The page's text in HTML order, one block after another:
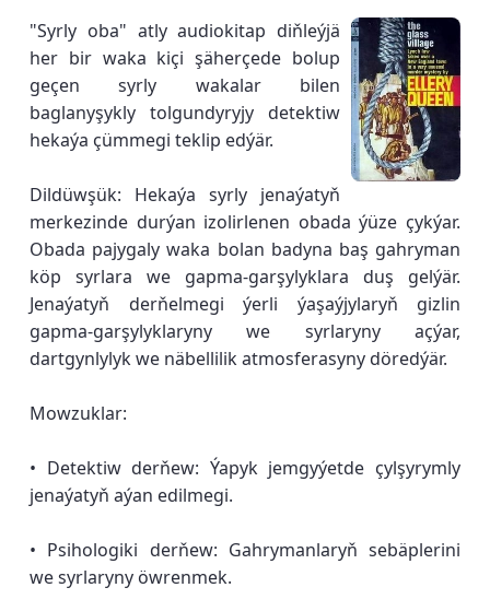
"Syrly oba" atly audiokitap diňleýjä
her bir waka kiçi şäherçede bolup
geçen syrly wakalar bilen
baglanyşykly tolgundyryjy detektiw
hekaýa çümmegi teklip edýär.
Dildüwşük: Hekaýa syrly jenaýatyň
merkezinde durýan izolirlenen obada ýüze çykýar.
Obada pajygaly waka bolan badyna baş gahryman
köp syrlara we gapma-garşylyklara duş gelýär.
Jenaýatyň derňelmegi ýerli ýaşaýjylaryň gizlin
gapma-garşylyklaryny we syrlaryny açýar,
dartgynlylyk we näbellilik atmosferasyny döredýär.
Mowzuklar:
• Detektiw derňew: Ýapyk jemgyýetde çylşyrymly
jenaýatyň aýan edilmegi.
• Psihologiki derňew: Gahrymanlaryň sebäplerini
we syrlaryny öwrenmek.